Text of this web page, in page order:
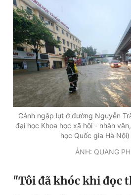
Đọc Thanh Niên trên điện thoại
Theo dõi báo trên
Hotline
0906 645 777
Liên
0908
Quảng cáo RSS
Phó tổng biên tập thường trực: Hải
Phó tổng biên tập: Lâm Hiếu Dũng
Cảnh ngập lụt ở đường Nguyễn
đại học Khoa học xã hội - nhân
học Quốc gia Hà Nội)
ẢNH: QUANG
"Tôi đã khóc khi đọc